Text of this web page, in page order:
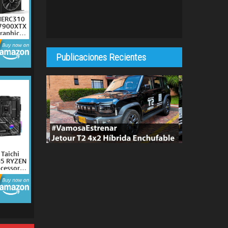
RX-
RYZEN
Publicaciones Recientes